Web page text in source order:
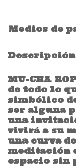
Medios de
Descripción
MU-CHA
de todo lo
simbólico
ser alguna
una
vivirá a su
una curva
meditación
espacio sin